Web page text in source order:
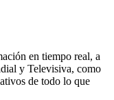
en tiempo real, a
y Televisiva, como
de todo lo que